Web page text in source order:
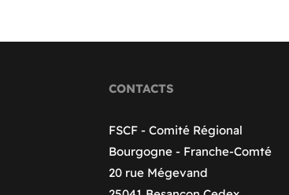
CONTACTS
FSCF - Comité Régional
Bourgogne - Franche-Comté
20 rue Mégevand